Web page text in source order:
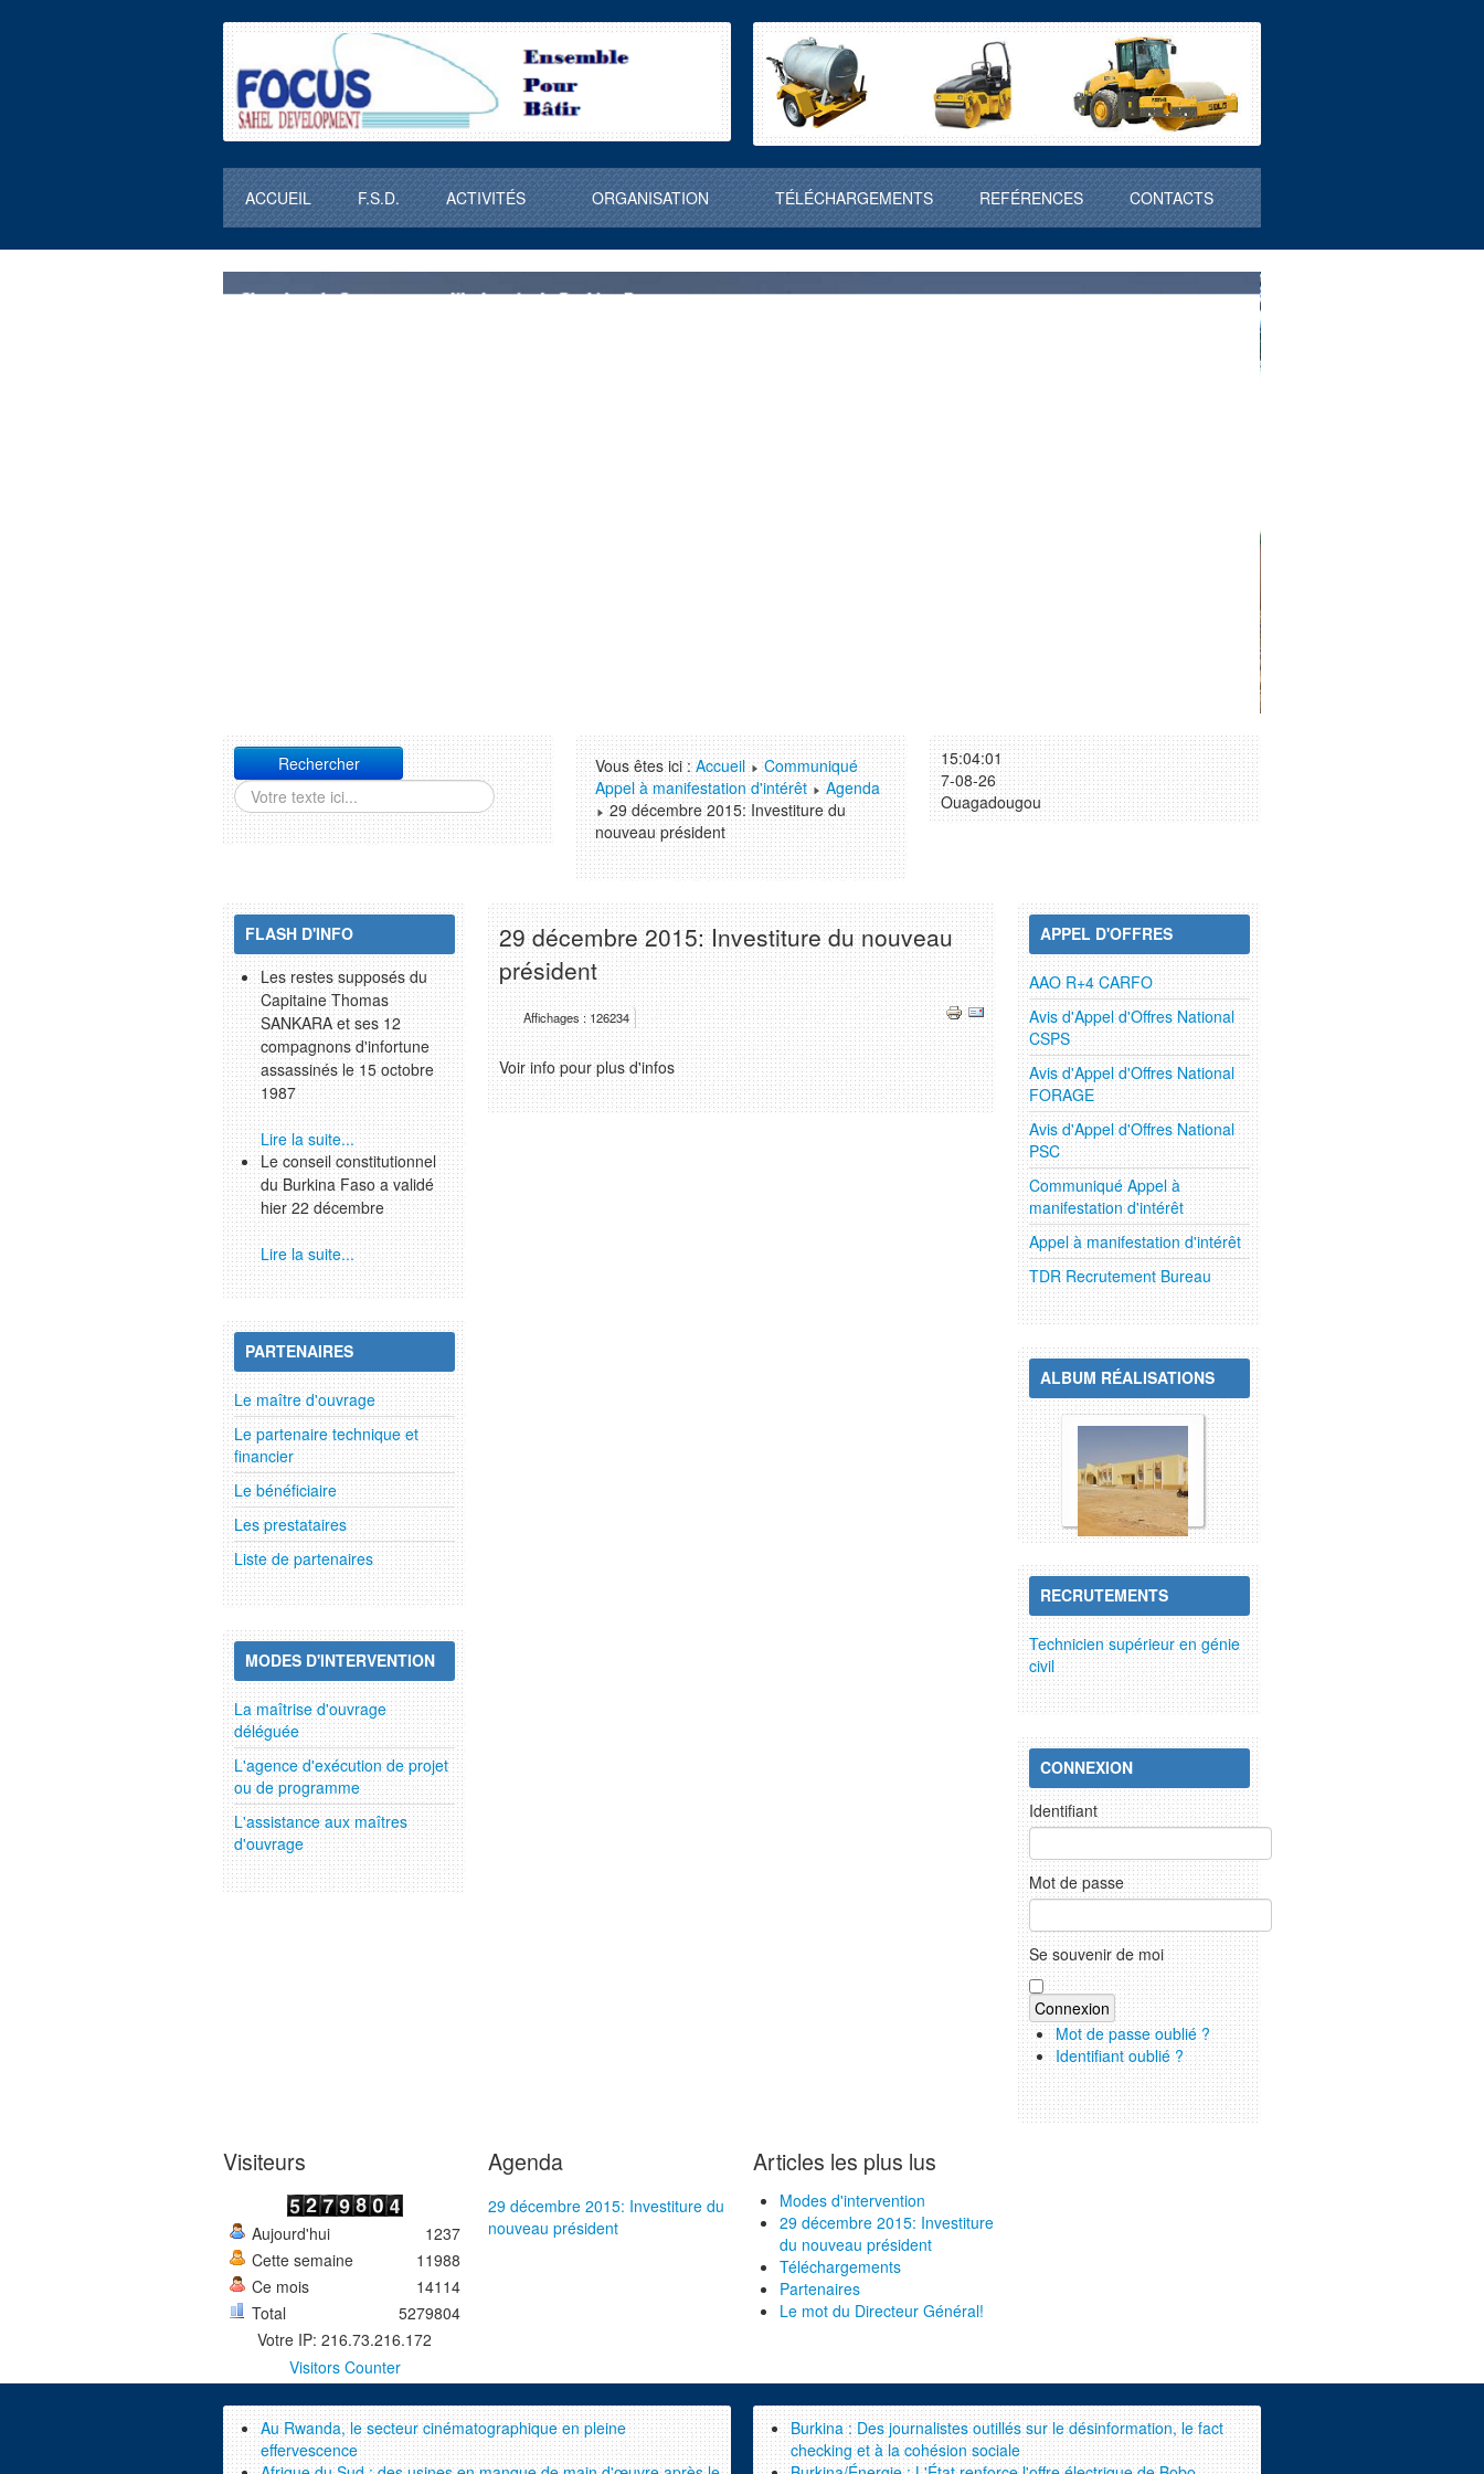
ACCUEIL F.S.D. ACTIVITÉS ORGANISATION TÉLÉCHARGEMENTS REFÉRENCES CONTACTS
Rechercher Vous êtes ici :Accueil
Communiqué
Appel à manifestation d'intérêt
Agenda
29 décembre 2015: Investiture du
nouveau président
15:04:02
7-08-26
Ouagadougou
FLASH D'INFO
Les restes supposés du
Capitaine Thomas
SANKARA et ses 12
compagnons d'infortune
assassinés le 15 octobre
1987
Lire la suite...
Le conseil constitutionnel
du Burkina Faso a validé
hier 22 décembre
Lire la suite...
PARTENAIRES
Le maître d'ouvrage
Le partenaire technique et
financier
Le bénéficiaire
Les prestataires
Liste de partenaires
MODES D'INTERVENTION
La maîtrise d'ouvrage
déléguée
L'agence d'exécution de projet
ou de programme
L'assistance aux maîtres
d'ouvrage
29 décembre 2015: Investiture du nouveau
président
Affichages : 126234
Voir info pour plus d'infos
APPEL D'OFFRES
AAO R+4 CARFO
Avis d'Appel d'Offres National
CSPS
Avis d'Appel d'Offres National
FORAGE
Avis d'Appel d'Offres National
PSC
Communiqué Appel à
manifestation d'intérêt
Appel à manifestation d'intérêt
TDR Recrutement Bureau
ALBUM RÉALISATIONS
RECRUTEMENTS
Technicien supérieur en génie
civil
CONNEXION
Identifiant
Mot de passe
Se souvenir de moi
Mot de passe oublié ?
Identifiant oublié ?
Visiteurs
Aujourd'hui
Cette semaine
Ce mois
Total
1237
11988
14114
5279804
Votre IP: 216.73.216.172
Visitors Counter
Agenda
29 décembre 2015: Investiture du
nouveau président
Articles les plus lus
Modes d'intervention
29 décembre 2015: Investiture
du nouveau président
Téléchargements
Partenaires
Le mot du Directeur Général!
Au Rwanda, le secteur cinématographique en pleine
effervescence
Burkina : Des journalistes outillés sur le désinformation, le fact
checking et à la cohésion sociale